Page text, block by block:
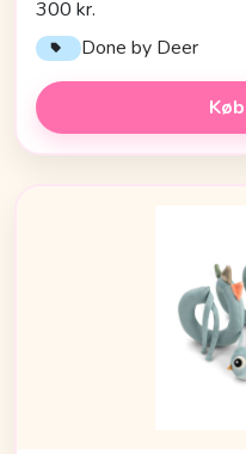
300 kr.
Done by Deer